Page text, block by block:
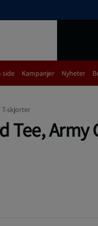
side Kampanjer Nyheter
T-skjorter
Tee, Army